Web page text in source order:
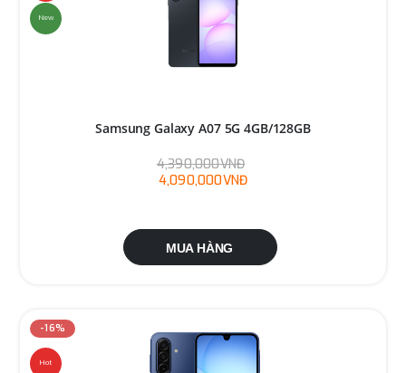
New
Samsung Galaxy A07 5G 4GB/128GB
4,390,000VNĐ
4,090,000VNĐ
MUA HÀNG
-16%
Hot